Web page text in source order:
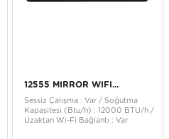
12555 MIRROR WIFI...
Sessiz Çalışma : Var / Soğutma
Kapasitesi (Btu/h) : 12000 BTU/h /
Uzaktan Wi-Fi Bağlantı : Var